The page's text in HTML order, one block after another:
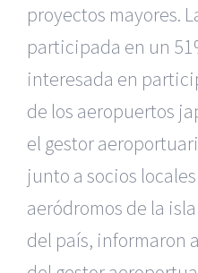
proyectos mayores.
participada en un
interesada en
de los aeropuertos
el gestor
junto a socios
aeródromos de la
del país, informaron